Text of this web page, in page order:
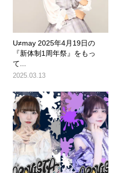
U≠may 2025年4月19日の
『新体制1周年祭』をもっ
て...
2025.03.13